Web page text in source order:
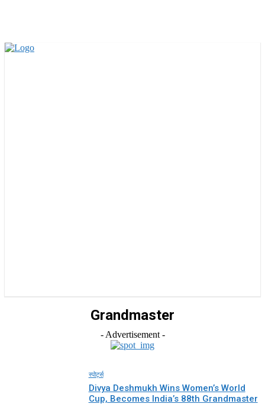
Grandmaster
- Advertisement -
स्पोर्ट्स
Divya Deshmukh Wins Women’s World
Cup, Becomes India’s 88th Grandmaster